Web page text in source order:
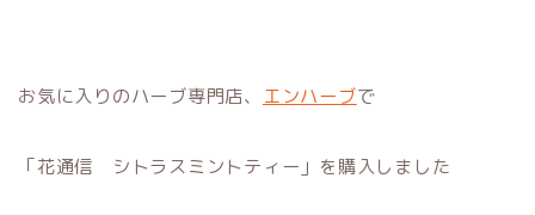
お気に入りのハーブ専門店、 エンハーブで
「花通信 シトラスミントティー」を購入しました